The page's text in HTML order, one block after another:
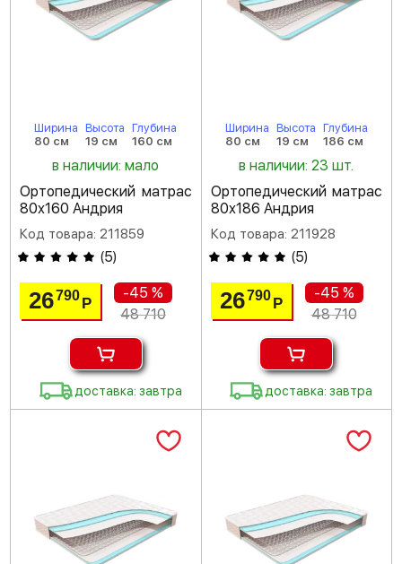
Ширина
80 см
Высота
19 см
Глубина
160 см
в наличии: мало
Ортопедический матрас
80х160 Андрия
Код товара: 211859
(5)
26790Р
-45 %
48 710
доставка: завтра
Ширина
80 см
Высота
19 см
Глубина
186 см
в наличии: 23 шт.
Ортопедический матрас
80х186 Андрия
Код товара: 211928
(5)
26790 Р
-45 %
48 710
доставка: завтра